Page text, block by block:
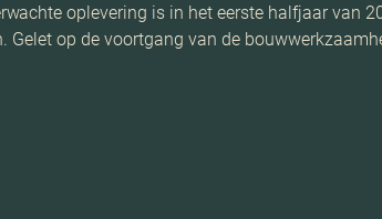
oplevering is in het eerste halfjaar van
op de voortgang van de